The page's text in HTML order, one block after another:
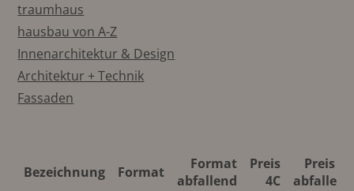
traumhaus
hausbau von A-Z
Innenarchitektur & Design
Architektur + Technik
Fassaden
Bezeichnung Format
Format
abfallend
Preis
4C
Preis 4C
abfallend